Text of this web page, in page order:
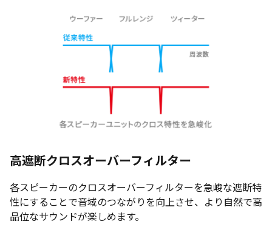
高遮断クロスオーバーフィルター
各スピーカーのクロスオーバーフィルターを急峻な遮断特
性にすることで音域のつながりを向上させ、より自然で高
品位なサウンドが楽しめます。